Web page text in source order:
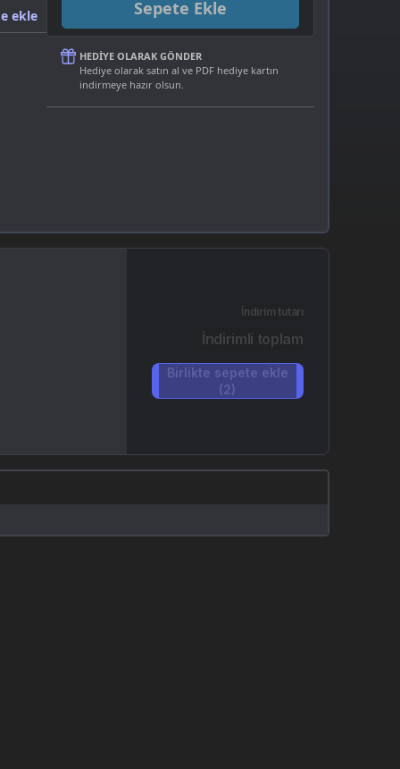
ekle Sepete Ekle
HEDIYE OLARAK GÖNDER
Hediye olarak satın al ve PDF hediye kartın
indirmeye hazır olsun.
İndirim tutarı
İndirimli toplam
Birlikte sepete ekle
(2)